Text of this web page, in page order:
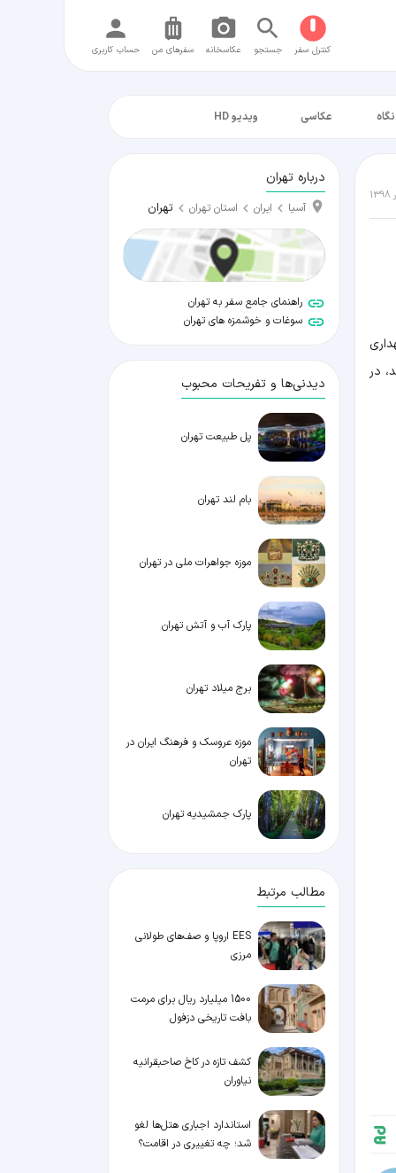
کنترل سفر جستجو عکاسخانه سفر‌های من حساب کاربری
عکاسی ویدیو HD
نگهداری
در
درباره تهران
آسیا ایران استان تهران تهران
راهنمای جامع سفر به تهران
سوغات و خوشمزه های تهران
دیدنی‌ها و تفریحات محبوب
پل طبیعت تهران
بام لند تهران
موزه جواهرات ملی در تهران
پارک آب و آتش تهران
برج میلاد تهران
موزه عروسک و فرهنگ ایران در
تهران
پارک جمشیدیه تهران
مطالب مرتبط
EES اروپا و صف‌های طولانی
مرزی
1500 میلیارد ریال برای مرمت
بافت تاریخی دزفول
کشف تازه در کاخ صاحبقرانیه
نیاوران
استاندارد اجباری هتل‌ها لغو
شد؛ چه تغییری در اقامت؟